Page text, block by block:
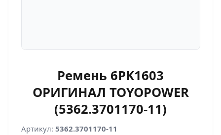
Ремень 6PK1603
ОРИГИНАЛ TOYOPOWER
(5362.3701170-11)
Артикул: 5362.3701170-11